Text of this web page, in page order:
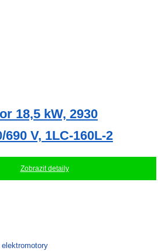
18,5 kW, 2930
V, 1LC-160L-2
Zobrazit detaily